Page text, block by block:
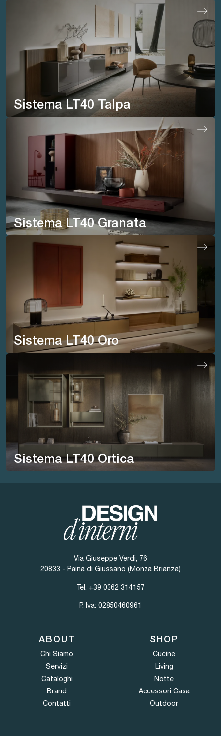
Sistema LT40 Talpa
Sistema LT40 Granata
Sistema LT40 Oro
Sistema LT40 Ortica
Via Giuseppe Verdi, 76
20833 - Paina di Giussano (Monza Brianza)
Tel. +39 0362 314157
P. Iva: 02850460961
ABOUT
Chi Siamo
Servizi
Cataloghi
Brand
Contatti
SHOP
Cucine
Living
Notte
Accessori Casa
Outdoor